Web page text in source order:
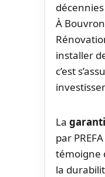
À
installer
c’est
La
par
témoigne
la